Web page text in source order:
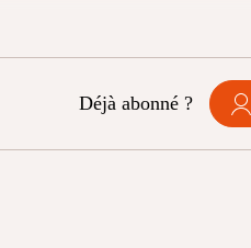
Déjà abonné ?